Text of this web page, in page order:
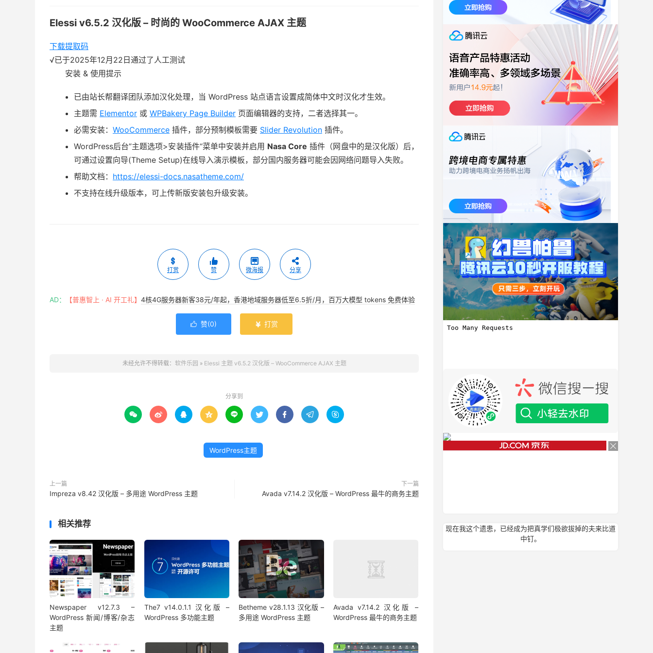
Elessi v6.5.2 汉化版 – 时尚的 WooCommerce AJAX 主题
下载提取码
√已于2025年12月22日通过了人工测试
安装 & 使用提示
已由站长帮翻译团队添加汉化处理，当 WordPress 站点语言设置成简体中文时汉化才生效。
主题需 Elementor 或 WPBakery Page Builder 页面编辑器的支持，二者选择其一。
必需安装： WooCommerce 插件，部分预制模板需要 Slider Revolution 插件。
WordPress后台”主题选项>安装插件“菜单中安装并启用 Nasa Core 插件（网盘中的是汉化版）后，
可通过设置向导(Theme Setup)在线导入演示模板，部分国内服务器可能会因网络问题导入失败。
帮助文档： https://elessi-docs.nasatheme.com/
不支持在线升级版本，可上传新版安装包升级安装。
打赏 赞 微海报 分享
AD： 【普惠智上 · AI 开工礼】 4核4G服务器新客38元/年起，香港地域服务器低至6.5折/月，百万大模型 tokens 免费体验
 赞(0)  打赏
未经允许不得转载： 软件乐园 » Elessi 主题 v6.5.2 汉化版 – WooCommerce AJAX 主题
分享到
        
WordPress主题
上一篇
Impreza v8.42 汉化版 – 多用途 WordPress 主题
下一篇
Avada v7.14.2 汉化版 – WordPress 最牛的商务主题
相关推荐
Newspaper v12.7.3 –
WordPress 新闻/博客/杂志
主题
The7 v14.0.1.1 汉化版 –
WordPress 多功能主题
Betheme v28.1.13 汉化版 –
多用途 WordPress 主题
Avada v7.14.2 汉化版 –
WordPress 最牛的商务主题
现在我这个遗患，已经成为把真学们极欲拔掉的夫来比道
中钉。